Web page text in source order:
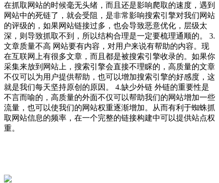
在抓取网站的时候毫无头绪，而且还是影响爬取的速度，遇到
网站中的死链了，就会受阻，是非常影响搜索引擎对我们网站
的评级的，如果网站链接过多，也会导致恶意优化，层级太
深，则导致抓取不到，所以结构合理是一定要梳理通顺的。 3.
文章质量不高 网站要有内容，对用户来说有帮助的内容。现
在互联网上有很多文章，而且都是被搜索引擎收录的。如果你
采集来放到网站上，搜索引擎会直接不理睬的，高质量的文章
不仅可以为用户提供帮助，也可以增加搜索引擎的好感度，这
就是我们每天坚持原创的原因。 4.缺少外链 外链的重要性是
不言而喻的，高质量的外面不仅可以帮助我们的网站增加一些
流量，也可以使我们的网站权重逐渐增加。从而有利于蜘蛛抓
取网站信息的频率，在一个完整的链接构建中可以提供站点权
重。